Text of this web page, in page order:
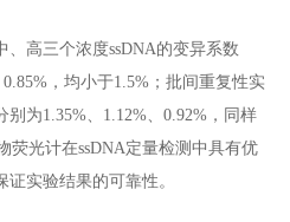
高三个浓度ssDNA的变异系数
0.85%，均小于1.5%；批间重复性实
为1.35%、1.12%、0.92%，同样
荧光计在ssDNA定量检测中具有优
实验结果的可靠性。